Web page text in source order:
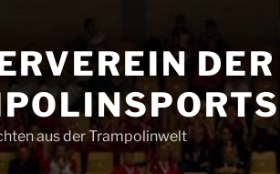
aus der Trampolinwelt